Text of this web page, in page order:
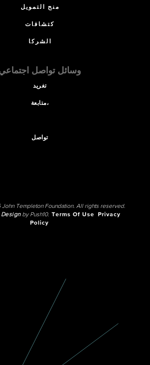
منح التمويل
كتشافات
الشركا
وسائل تواصل
تغريد
متابعة،
تواصل
Templeton Foundation. All rights reserved.
Designby Push10. Terms Of Use
Privacy
Policy